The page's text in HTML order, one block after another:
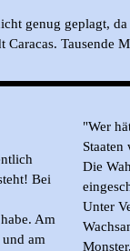
genug geplagt,
"Wer
Staaten
Die
Unter
Bei
Am
am